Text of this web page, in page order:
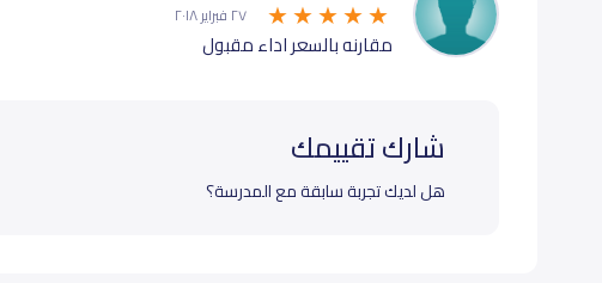
٢٧ فبراير ٢٠١٨
مقارنه بالسعر اداء مقبول
شارك تقييمك
هل لديك تجربة سابقة مع المدرسة؟